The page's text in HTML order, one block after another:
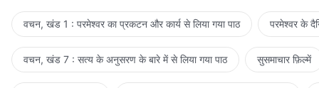
वचन, खंड 1 : परमेश्वर का प्रकटन और कार्य से लिया गया पाठ परमेश्वर के
वचन, खंड 7 : सत्य के अनुसरण के बारे में से लिया गया पाठ सुसमाचार फ़िल्में